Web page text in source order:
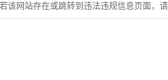
该网站存在或跳转到违法违规信息页面，